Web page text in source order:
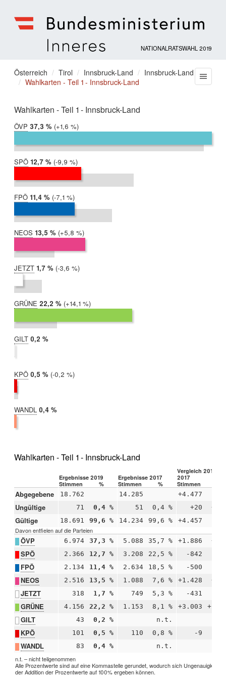
für
Inneres
NATIONALRATSWAHL 2019
Sie
befinden
hier:
Österreich Tirol Innsbruck-Land
Innsbruck-Land
Wahlkarten - Teil 1 - Innsbruck-Land
Wahlkarten - Teil 1 - Innsbruck-Land
ÖVP 2019:
37,3 %
2017:
35,7 %
Differenz:
+1,6 %
SPÖ 2019:
12,7 %
2017:
22,5 %
Differenz:
-9,9 %
FPÖ 2019:
11,4 %
2017:
18,5 %
Differenz:
-7,1 %
NEOS 2019:
13,5 %
2017:
7,6 %
Differenz:
+5,8 %
JETZT 2019:
1,7 %
2017:
5,3 %
Differenz:
-3,6 %
GRÜNE 2019:
22,2 %
2017:
8,1 %
Differenz:
+14,1 %
GILT 2019:
0,2 %
KPÖ 2019:
0,5 %
2017:
0,8 %
Differenz:
-0,2 %
WANDL 2019:
0,4 %
Wahlkarten - Teil 1 - Innsbruck-Land
Ergebnisse 2019 Ergebnisse 2017
Vergleich 2019 –
2017
Stimmen
% Stimmen % Stimmen
Abgegebene 18.762 14.285 +4.477
Ungültige 71 0,4 % 51 0,4 % +20
Gültige 18.691 99,6 % 14.234 99,6 % +4.457
Davon entfielen auf die Parteien
ÖVP 6.974 37,3 % 5.088 35,7 % +1.886
SPÖ 2.366 12,7 % 3.208 22,5 % -842
FPÖ 2.134 11,4 % 2.634 18,5 % -500
NEOS 2.516 13,5 % 1.088 7,6 % +1.428
JETZT 318 1,7 % 749 5,3 % -431
GRÜNE 4.156 22,2 % 1.153 8,1 % +3.003
GILT 43 0,2 % n.t.
KPÖ 101 0,5 % 110 0,8 % -9
WANDL 83 0,4 % n.t.
n.t. – nicht teilgenommen
Alle Prozentwerte sind auf eine Kommastelle gerundet, wodurch sich Ungenauigkeiten
der Addition der Prozentwerte auf 100% ergeben können.